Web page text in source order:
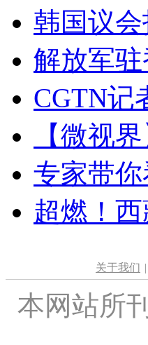
韩国议
解放军
CGTN记
【微视
专家带
超燃！
关于我们 |
本网站所